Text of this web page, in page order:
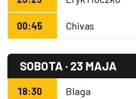
00:45 Chivas
SOBOTA · 23 MAJA
18:30 Blaga